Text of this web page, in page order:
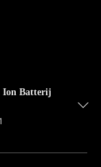
Ion Batterij